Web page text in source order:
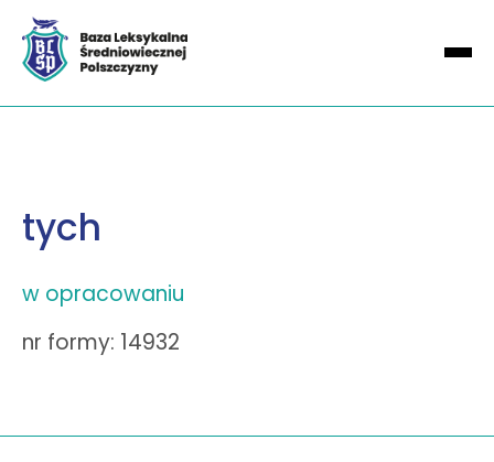
tych
w opracowaniu
nr formy: 14932